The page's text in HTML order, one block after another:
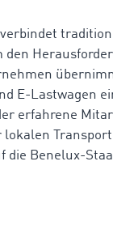
E-Lastwagen
erfahrene
lokalen
die Benelux-